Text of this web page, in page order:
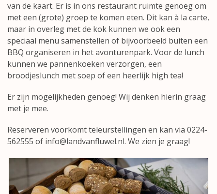
van de kaart. Er is in ons restaurant ruimte genoeg om
met een (grote) groep te komen eten. Dit kan à la carte,
maar in overleg met de kok kunnen we ook een
speciaal menu samenstellen of bijvoorbeeld buiten een
BBQ organiseren in het avonturenpark. Voor de lunch
kunnen we pannenkoeken verzorgen, een
broodjeslunch met soep of een heerlijk high tea!
Er zijn mogelijkheden genoeg! Wij denken hierin graag
met je mee.
Reserveren voorkomt teleurstellingen en kan via 0224-
562555 of info@landvanfluwel.nl. We zien je graag!